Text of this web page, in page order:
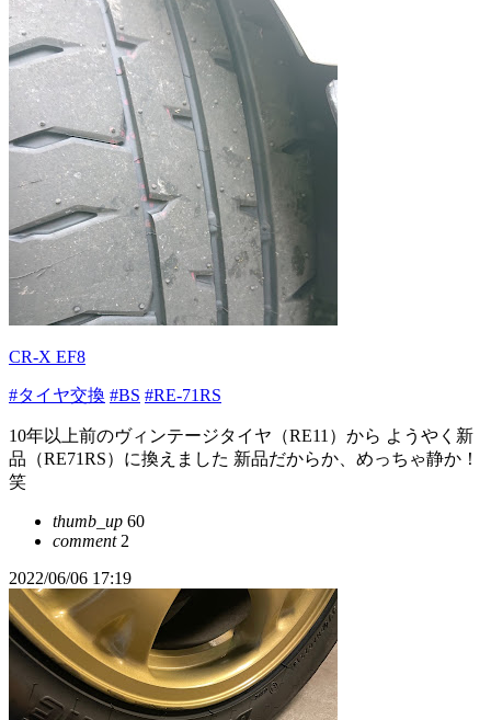
CR-X EF8
#タイヤ交換 #BS #RE-71RS
10年以上前のヴィンテージタイヤ（RE11）から ようやく新
品（RE71RS）に換えました 新品だからか、めっちゃ静か！
笑
thumb_up 60
comment2
2022/06/06 17:19